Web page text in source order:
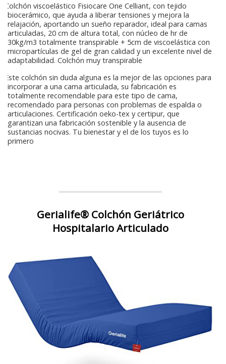
Colchón viscoelástico Fisiocare One Celliant, con tejido
biocerámico, que ayuda a liberar tensiones y mejora la
relajación, aportando un sueño reparador, ideal para camas
articuladas, 20 cm de altura total, con núcleo de hr de
30kg/m3 totalmente transpirable + 5cm de viscoelástica con
micropartículas de gel de gran calidad y un excelente nivel de
adaptabilidad. Colchón muy transpirable
Este colchón sin duda alguna es la mejor de las opciones para
incorporar a una cama articulada, su fabricación es
totalmente recomendable para este tipo de cama,
recomendado para personas con problemas de espalda o
articulaciones. Certificación oeko-tex y certipur, que
garantizan una fabricación sostenible y la ausencia de
sustancias nocivas. Tu bienestar y el de los tuyos es lo
primero
Gerialife® Colchón Geriátrico
Hospitalario Articulado